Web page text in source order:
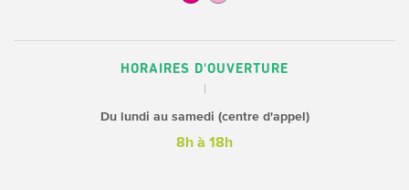
HORAIRES D'OUVERTURE
Du lundi au samedi (centre d'appel)
8h à 18h